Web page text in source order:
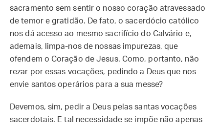
sacramento sem sentir o nosso coração atravessado
de temor e gratidão. De fato, o sacerdócio católico
nos dá acesso ao mesmo sacrifício do Calvário e,
ademais, limpa-nos de nossas impurezas, que
ofendem o Coração de Jesus. Como, portanto, não
rezar por essas vocações, pedindo a Deus que nos
envie santos operários para a sua messe?
Devemos, sim, pedir a Deus pelas santas vocações
sacerdotais. E tal necessidade se impõe não apenas